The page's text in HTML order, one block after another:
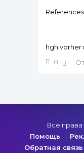
hgh vorher
0
Все права
Помощь
Обратная связь